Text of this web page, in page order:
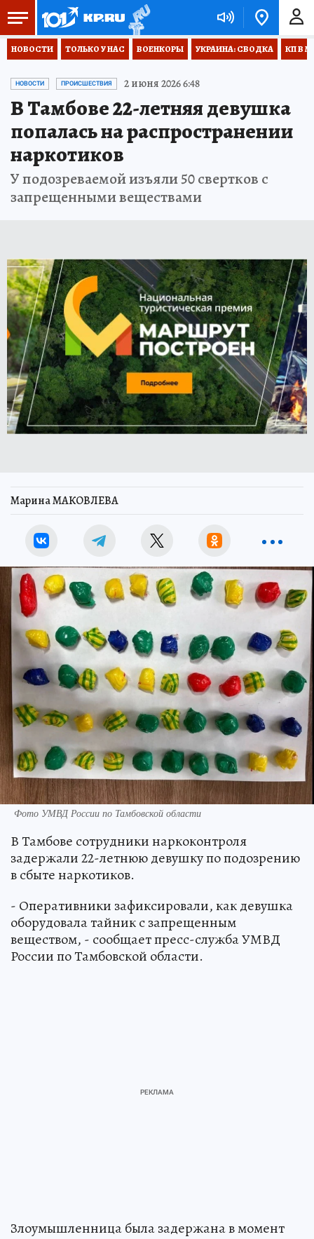
НОВОСТИ ТОЛЬКО У НАС ВОЕНКОРЫ УКРАИНА: СВОДКА КП В
НОВОСТИ ПРОИСШЕСТВИЯ 2 июня 2026 6:48
В Тамбове 22-летняя девушка
попалась на распространении
наркотиков
У подозреваемой изъяли 50 свертков с
запрещенными веществами
Марина МАКОВЛЕВА
Фото УМВД России по Тамбовской области
В Тамбове сотрудники наркоконтроля
задержали 22-летнюю девушку по подозрению
в сбыте наркотиков.
- Оперативники зафиксировали, как девушка
оборудовала тайник с запрещенным
веществом, - сообщает пресс-служба УМВД
России по Тамбовской области.
Злоумышленница была задержана в момент